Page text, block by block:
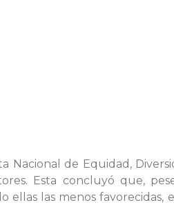
Nacional de Equidad,
Esta concluyó que,
ellas las menos favorecidas,